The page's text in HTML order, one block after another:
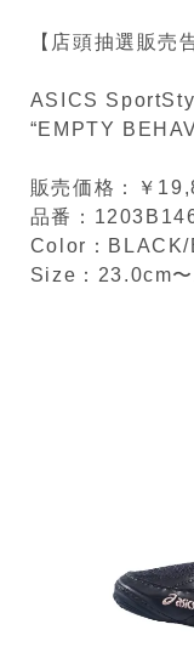
【店頭抽選販売
ASICS
“EMPTY
販売価格：￥
品番：
Color：BLACK/
Size：23.0cm